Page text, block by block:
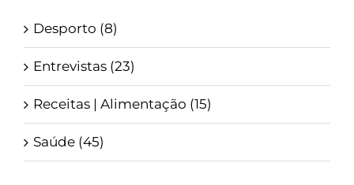
Desporto (8)
Entrevistas (23)
Receitas | Alimentação (15)
Saúde (45)